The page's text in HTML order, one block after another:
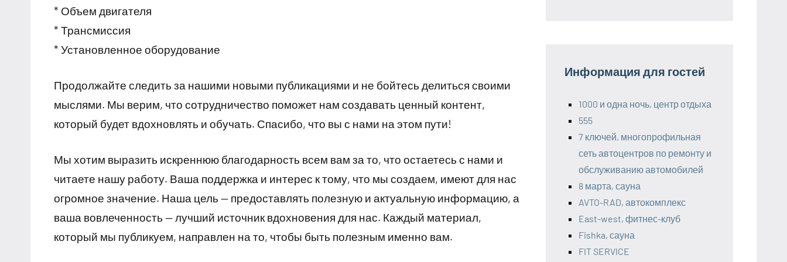
* Объем двигателя
* Трансмиссия
* Установленное оборудование
Продолжайте следить за нашими новыми публикациями и не бойтесь делиться своими
мыслями. Мы верим, что сотрудничество поможет нам создавать ценный контент,
который будет вдохновлять и обучать. Спасибо, что вы с нами на этом пути!
Мы хотим выразить искреннюю благодарность всем вам за то, что остаетесь с нами и
читаете нашу работу. Ваша поддержка и интерес к тому, что мы создаем, имеют для нас
огромное значение. Наша цель — предоставлять полезную и актуальную информацию, а
ваша вовлеченность — лучший источник вдохновения для нас. Каждый материал,
который мы публикуем, направлен на то, чтобы быть полезным именно вам.
Информация для гостей
1000 и одна ночь, центр отдыха
555
7 ключей, многопрофильная
сеть автоцентров по ремонту и
обслуживанию автомобилей
8 марта, сауна
AVTO-RAD, автокомплекс
East-west, фитнес-клуб
Fishka, сауна
FIT SERVICE